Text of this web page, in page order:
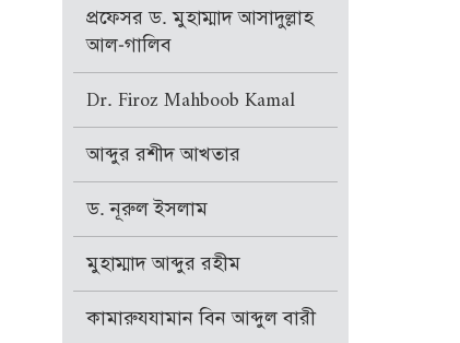
প্রফেসর ড. মুহাম্মাদ আসাদুল্লাহ
আল-গালিব
Dr. Firoz Mahboob Kamal
আব্দুর রশীদ আখতার
ড. নূরুল ইসলাম
মুহাম্মাদ আব্দুর রহীম
কামারুযযামান বিন আব্দুল বারী